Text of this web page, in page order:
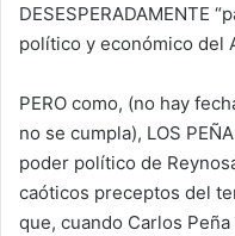
DESESPERADAMENTE
político y económico del
PERO como, (no hay
no se cumpla), LOS
poder político de
caóticos preceptos del
que, cuando Carlos